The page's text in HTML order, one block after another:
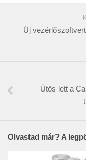
Új
Ütős lett a
Olvastad már? A